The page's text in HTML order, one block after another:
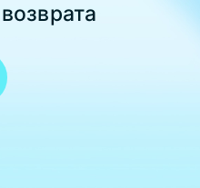
возврата